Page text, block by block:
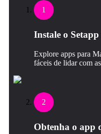
1
Instale o
Explore apps para
fáceis de lidar com
2
Obtenha o app